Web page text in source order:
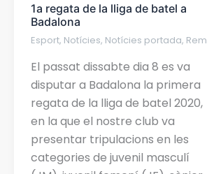
1a regata de la lliga de batel a
Badalona
Esport, Notícies, Notícies portada, Rem
El passat dissabte dia 8 es va
disputar a Badalona la primera
regata de la lliga de batel 2020,
en la que el nostre club va
presentar tripulacions en les
categories de juvenil masculí
de
la
lliga
de
batel
a
Badalona